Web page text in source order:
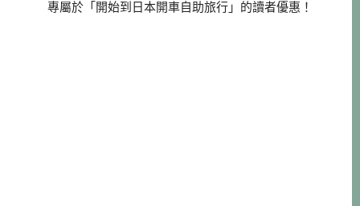
專屬於「開始到日本開車自助旅行」的讀者優惠！